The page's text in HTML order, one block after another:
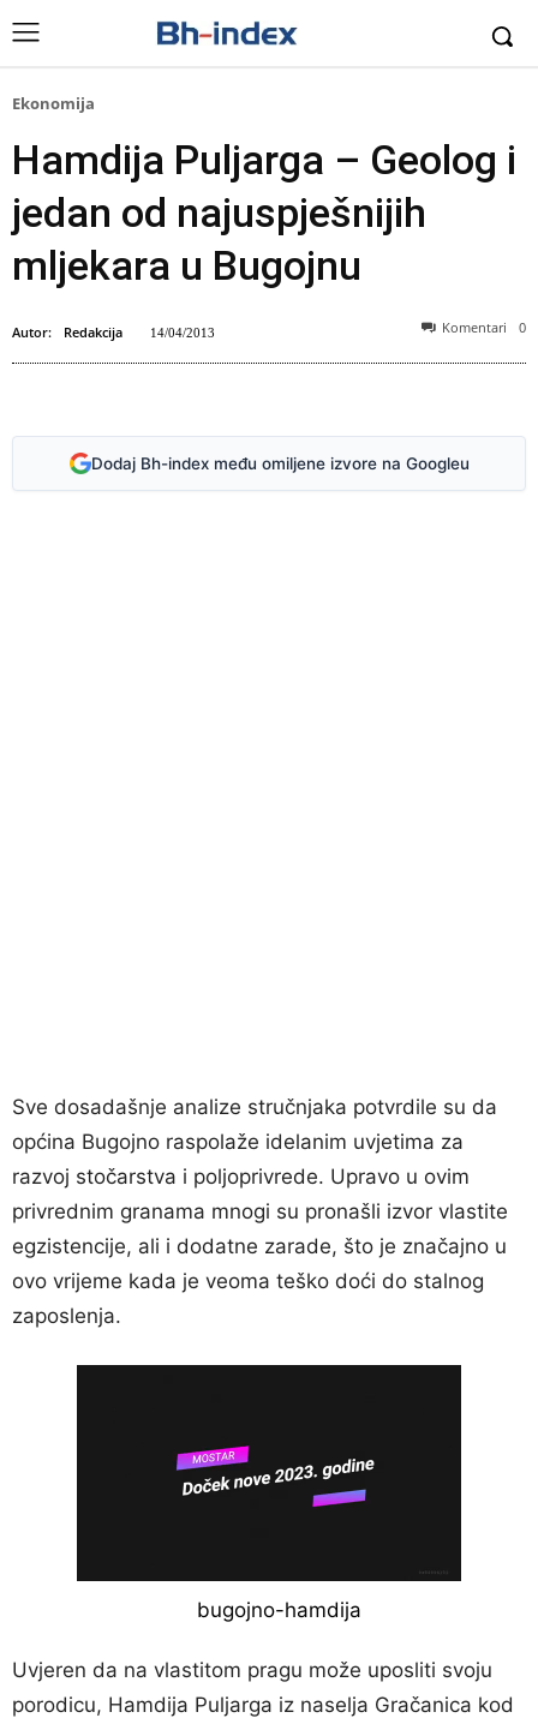
Ekonomija
Hamdija Puljarga – Geolog i
jedan od najuspješnijih
mljekara u Bugojnu
Autor: Redakcija 14/04/2013 Komentari 0
Dodaj Bh-index među omiljene izvore na Googleu
Sve dosadašnje analize stručnjaka potvrdile su da
općina Bugojno raspolaže idelanim uvjetima za
razvoj stočarstva i poljoprivrede. Upravo u ovim
privrednim granama mnogi su pronašli izvor vlastite
egzistencije, ali i dodatne zarade, što je značajno u
ovo vrijeme kada je veoma teško doći do stalnog
zaposlenja.
Uvjeren da na vlastitom pragu može uposliti svoju
porodicu, Hamdija Puljarga iz naselja Gračanica kod